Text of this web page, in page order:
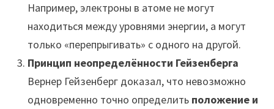
Например, электроны в атоме не могут
находиться между уровнями энергии, а могут
только «перепрыгивать» с одного на другой.
Принцип неопределённости Гейзенберга
Вернер Гейзенберг доказал, что невозможно
одновременно точно определить положение и